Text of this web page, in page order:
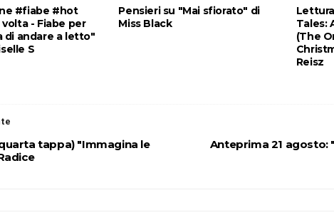
#fiabe #hot
- Fiabe per
di andare a letto"
S
Pensieri su "Mai sfiorato" di
Miss Black
Tales:
(The
Reisz
Anteprima 21
tappa) "Immagina le